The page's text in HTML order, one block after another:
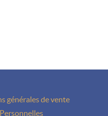
générales de vente